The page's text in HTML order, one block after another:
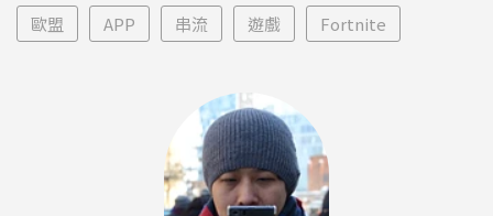
歐盟 APP 串流 遊戲 Fortnite